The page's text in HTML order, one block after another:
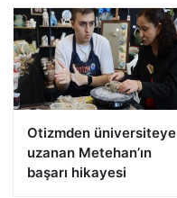
Otizmden üniversiteye
uzanan Metehan’ın
başarı hikayesi